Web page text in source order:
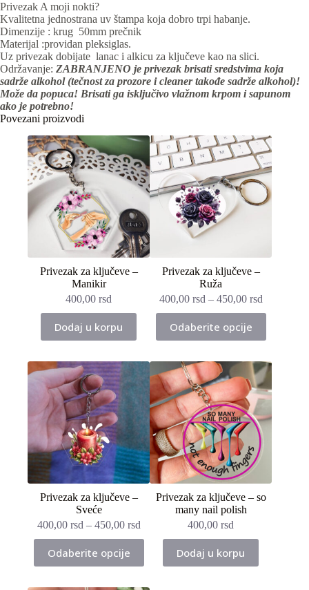
Privezak A moji nokti?
Kvalitetna jednostrana uv štampa koja dobro trpi habanje.
Dimenzije : krug 50mm prečnik
Materijal :providan pleksiglas.
Uz privezak dobijate lanac i alkicu za ključeve kao na slici.
Održavanje: ZABRANJENO je privezak brisati sredstvima koja
sadrže alkohol (tečnost za prozore i cleaner takođe sadrže alkohol)!
Može da popuca! Brisati ga isključivo vlažnom krpom i sapunom
ako je potrebno!
Povezani proizvodi
Privezak za ključeve –
Manikir
400,00rsd
Dodaj u korpu
Privezak za ključeve –
Ruža
400,00 rsd – 450,00 rsd
Odaberite opcije
proizvod
ima
varijanti.
Opcije
mogu
biti
izabrane
na
stranici
proizvoda.
Privezak za ključeve –
Sveće
400,00 rsd – 450,00 rsd
Odaberite opcije
proizvod
ima
Privezak za ključeve – so
many nail polish
400,00rsd
Dodaj u korpu